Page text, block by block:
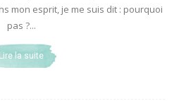
mon esprit, je me suis dit : pourquoi
pas ?...
Lire la suite